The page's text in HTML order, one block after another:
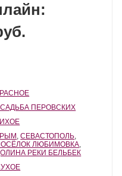
ПЕРОВСКИХ
,СЕВАСТОПОЛЬ
ЛЮБИМОВКА
РЕКИ БЕЛЬБЕК